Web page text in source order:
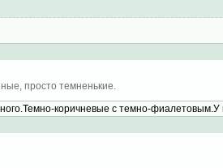
просто темненькие.
коричневые с темно-